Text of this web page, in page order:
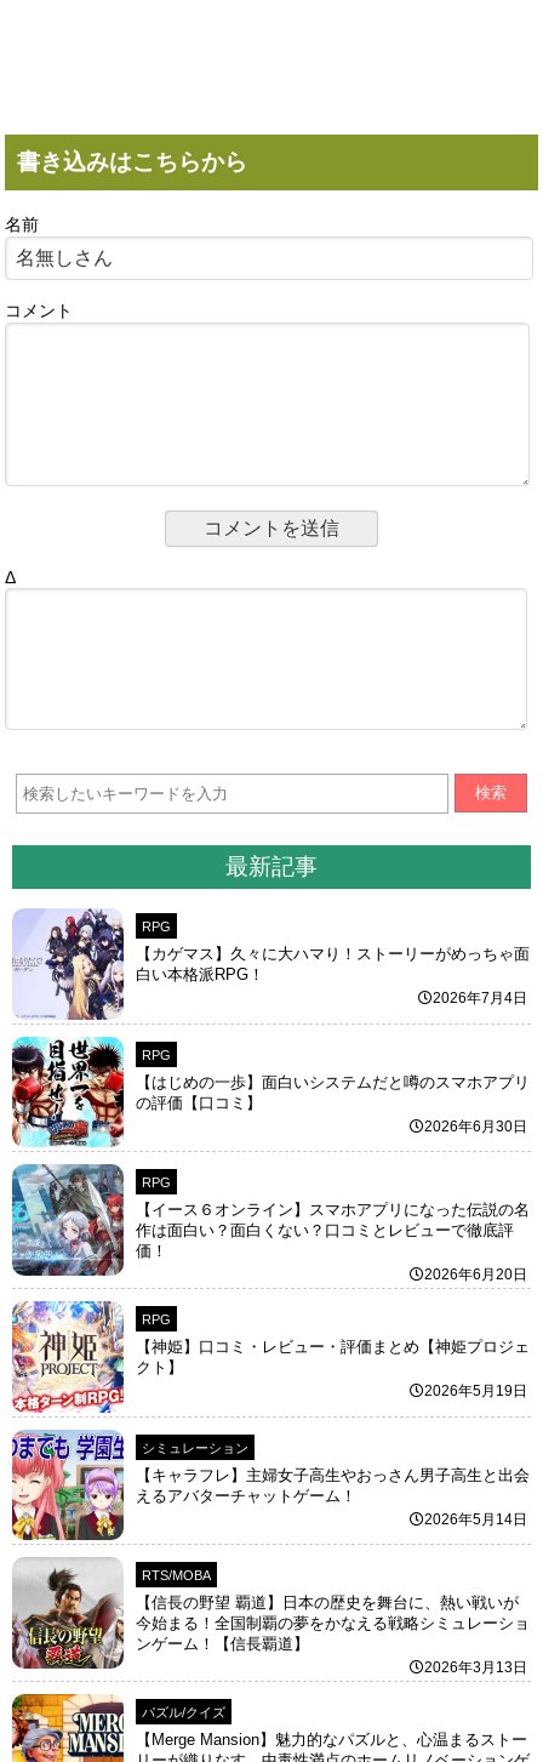
書き込みはこちらから
名前
コメント
Δ
検索
最新記事
RPG
【カゲマス】久々に大ハマり！ストーリーがめっちゃ面
白い本格派RPG！
2026年7月4日
RPG
【はじめの一歩】面白いシステムだと噂のスマホアプリ
の評価【口コミ】
2026年6月30日
RPG
【イース６オンライン】スマホアプリになった伝説の名
作は面白い？面白くない？口コミとレビューで徹底評
価！
2026年6月20日
RPG
【神姫】口コミ・レビュー・評価まとめ【神姫プロジェ
クト】
2026年5月19日
シミュレーション
【キャラフレ】主婦女子高生やおっさん男子高生と出会
えるアバターチャットゲーム！
2026年5月14日
RTS/MOBA
【信長の野望 覇道】日本の歴史を舞台に、熱い戦いが
今始まる！全国制覇の夢をかなえる戦略シミュレーショ
ンゲーム！【信長覇道】
2026年3月13日
パズル/クイズ
【Merge Mansion】魅力的なパズルと、心温まるストー